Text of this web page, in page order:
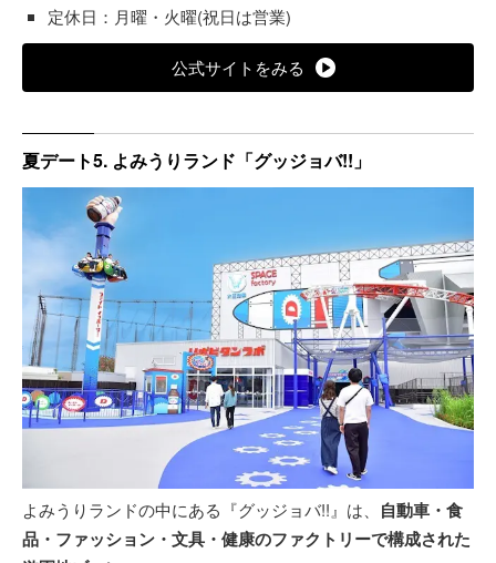
定休日：月曜・火曜(祝日は営業)
公式サイトをみる
夏デート5. よみうりランド「グッジョバ!!」
よみうりランドの中にある『グッジョバ!!』は、 自動車・食
品・ファッション・文具・健康のファクトリーで構成された